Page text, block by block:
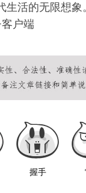
生活的无限想象
户端
握手